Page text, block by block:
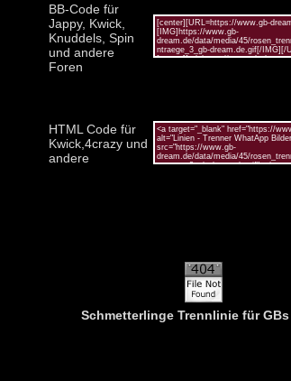
BB-Code für
Jappy, Kwick,
Knuddels, Spin
und andere
Foren
HTML Code für
Kwick,4crazy und
andere
Schmetterlinge Trennlinie für GBs